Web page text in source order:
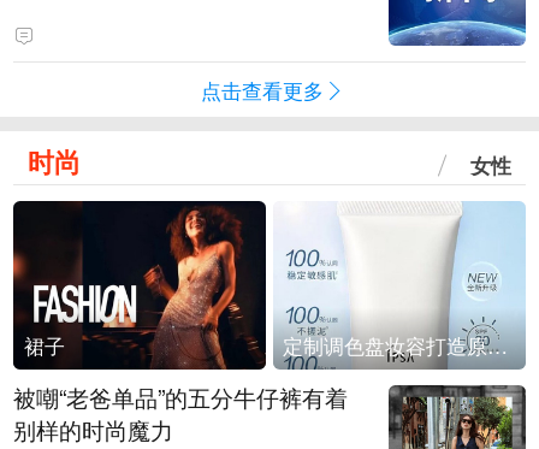
点击查看更多
时尚 女性
裙子 定制调色盘妆容打造原生之美
被嘲“老爸单品”的五分牛仔裤有着
别样的时尚魔力